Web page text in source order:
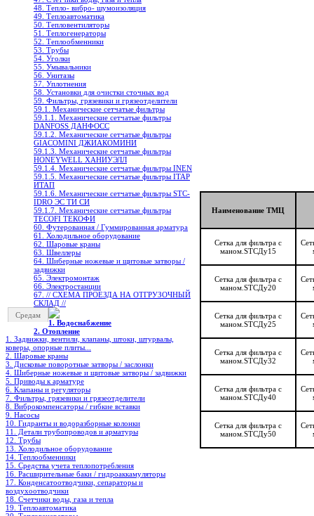
48. Тепло- вибро- шумоизоляция
49. Теплоавтоматика
50. Тепловентиляторы
51. Теплогенераторы
52. Теплообменники
53. Трубы
54. Уголки
55. Умывальники
56. Унитазы
57. Уплотнения
58. Установки для очистки сточных вод
59. Фильтры, грязевики и грязеотделители
59.1. Механические сетчатые фильтры
59.1.1. Механические сетчатые фильтры
DANFOSS ДАНФОСС
59.1.2. Механические сетчатые фильтры
GIACOMINI ДЖИАКОМИНИ
59.1.3. Механические сетчатые фильтры
HONEYWELL ХАНИУЭЛЛ
59.1.4. Механические сетчатые фильтры INEN
59.1.5. Механические сетчатые фильтры ITAP
ИТАП
59.1.6. Механические сетчатые фильтры STC-
IDRO ЭС ТИ СИ
59.1.7. Механические сетчатые фильтры
TECOFI ТЕКОФИ
60. Футерованная / Гуммированная арматура
61. Холодильное oборудование
62. Шаровые краны
63. Швеллеры
64. Шиберные ножевые и щитовые затворы /
задвижки
65. Электромонтаж
66. Электростанции
67. // СХЕМА ПРОЕЗДА НА ОТГРУЗОЧНЫЙ
СКЛАД //
Средам
1. Водоснабжение
2. Отопление
1. Задвижки, вентили, клапаны, штоки, штурвалы,
коверы, опорные плиты...
2. Шаровые краны
3. Дисковые поворотные затворы / заслонки
4. Шиберные ножевые и щитовые затворы / задвижки
5. Приводы к арматуре
6. Клапаны и регуляторы
7. Фильтры, грязевики и грязеотделители
8. Виброкомпенсаторы / гибкие вставки
9. Насосы
10. Гидранты и водоразборные колонки
11. Детали трубопроводов и арматуры
12. Трубы
13. Холодильное oборудование
14. Теплообменники
15. Средства учета теплопотребления
16. Расширительные баки / гидроаккамуляторы
17. Конденсатоотводчики, сепараторы и
воздухоотводчики
18. Счетчики воды, газа и тепла
19. Теплоавтоматика
Наименование ТМЦ
Сетка для фильтра с
маном.STCДу15
Сетка для фильтра с
маном.STCДу20
Сетка для фильтра с
маном.STCДу25
Сетка для фильтра с
маном.STCДу32
Сетка для фильтра с
маном.STCДу40
Сетка для фильтра с
маном.STCДу50